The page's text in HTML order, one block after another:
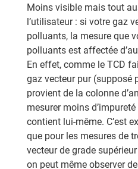
Moins visible mais tout
l’utilisateur : si votre gaz
polluants, la mesure que
polluants est affectée
En effet, comme le TCD
gaz vecteur pur (supposé
provient de la colonne
mesurer moins
contient lui-même. C’est
que pour les mesures de
vecteur de grade
on peut même observer